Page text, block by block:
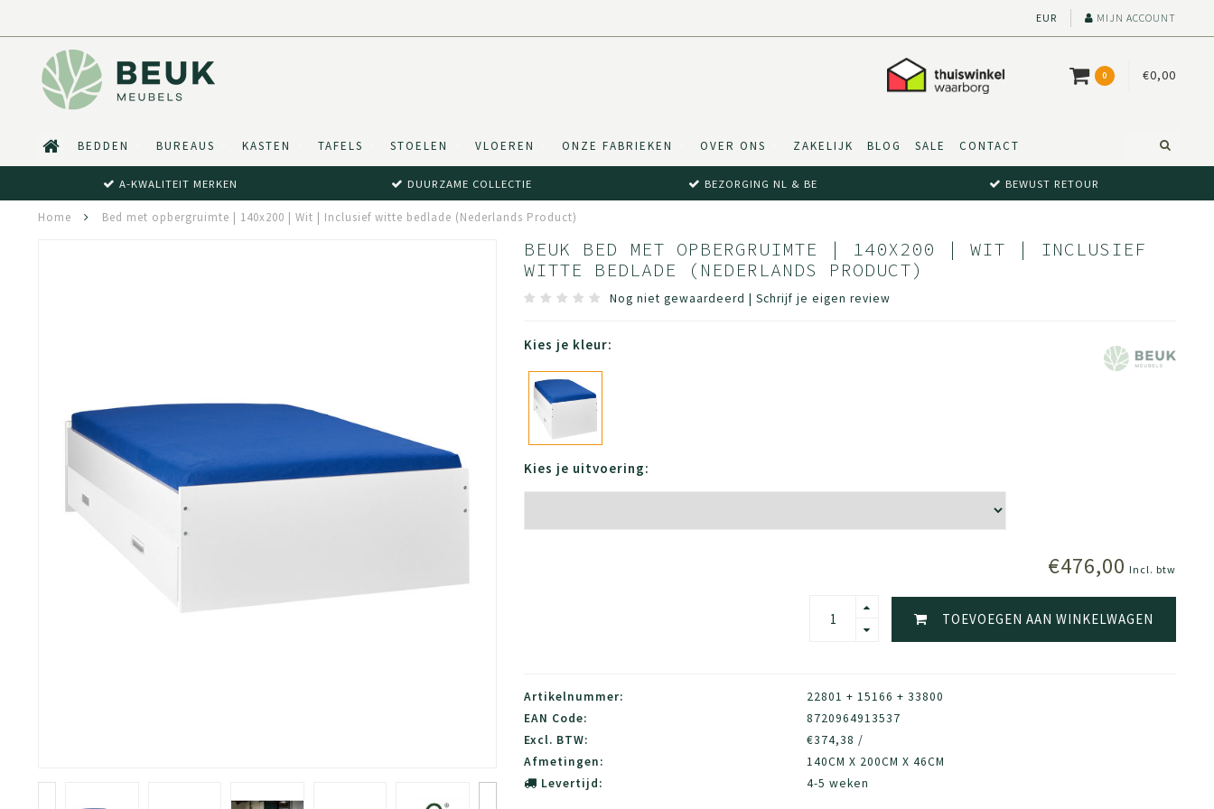
EUR MIJN ACCOUNT
0 €0,00
BEDDEN BUREAUS KASTEN TAFELS STOELEN VLOEREN ONZE FABRIEKEN OVER ONS ZAKELIJK BLOG SALE CONTACT
A-KWALITEIT MERKEN DUURZAME COLLECTIE BEZORGING NL & BE BEWUST RETOUR
Home Bed met opbergruimte | 140x200 | Wit | Inclusief witte bedlade (Nederlands Product)
BEUK BED MET OPBERGRUIMTE | 140X200 | WIT | INCLUSIEF
WITTE BEDLADE (NEDERLANDS PRODUCT)
Nog niet gewaardeerd | Schrijf je eigen review
Kies je kleur:
Kies je uitvoering:
€476,00 Incl. btw
TOEVOEGEN AAN WINKELWAGEN
Artikelnummer:
22801 + 15166 + 33800
EAN Code:
8720964913537
Excl. BTW:
€374,38 /
Afmetingen:
140CM X 200CM X 46CM
Levertijd:
4-5 weken